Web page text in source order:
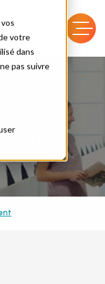
votre
dans
pas suivre